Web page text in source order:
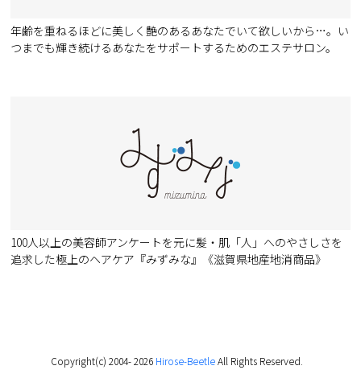
年齢を重ねるほどに美しく艶のあるあなたでいて欲しいから…。い
つまでも輝き続けるあなたをサポートするためのエステサロン。
100人以上の美容師アンケートを元に髪・肌「人」へのやさしさを
追求した極上のヘアケア『みずみな』《滋賀県地産地消商品》
Copyright(c) 2004-2026 Hirose-BeetleAll Rights Reserved.